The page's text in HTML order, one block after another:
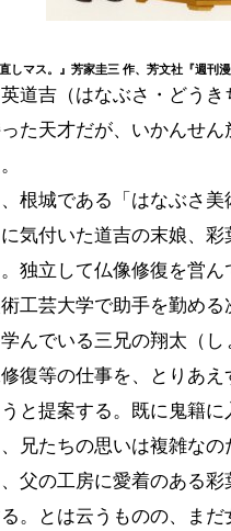
しマス。 』 芳家圭三 作、芳文社『週刊
道吉（はなぶさ・どうき
た天才だが、いかんせ
根城である「はなぶさ美
気付いた道吉の末娘、
独立して仏像修復を営
工芸大学で助手を勤め
んでいる三兄の翔太（
復等の仕事を、とりあ
と提案する。既に鬼籍
兄たちの思いは複雑なの
父の工房に愛着のある彩
。とは云うものの、ま